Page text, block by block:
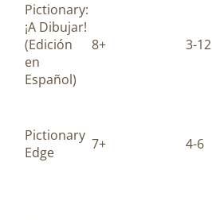
Pictionary:
¡A Dibujar!
(Edición
en
Español)
8+ 3-12
Pictionary
Edge
7+ 4-6